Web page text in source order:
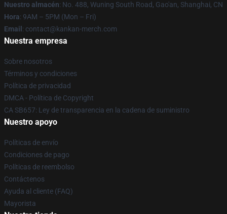
Nuestro almacén: No. 488, Wuning South Road, Gao'an, Shanghai, CN
Hora: 9AM – 5PM (Mon – Fri)
Email : contact@kankan-merch.com
Nuestra empresa
Sobre nosotros
Términos y condiciones
Política de privacidad
DMCA - Política de Copyright
CA SB657: Ley de transparencia en la cadena de suministro
Nuestro apoyo
Políticas de envío
Condiciones de pago
Políticas de reembolso
Contáctenos
Ayuda al cliente (FAQ)
Mayorista